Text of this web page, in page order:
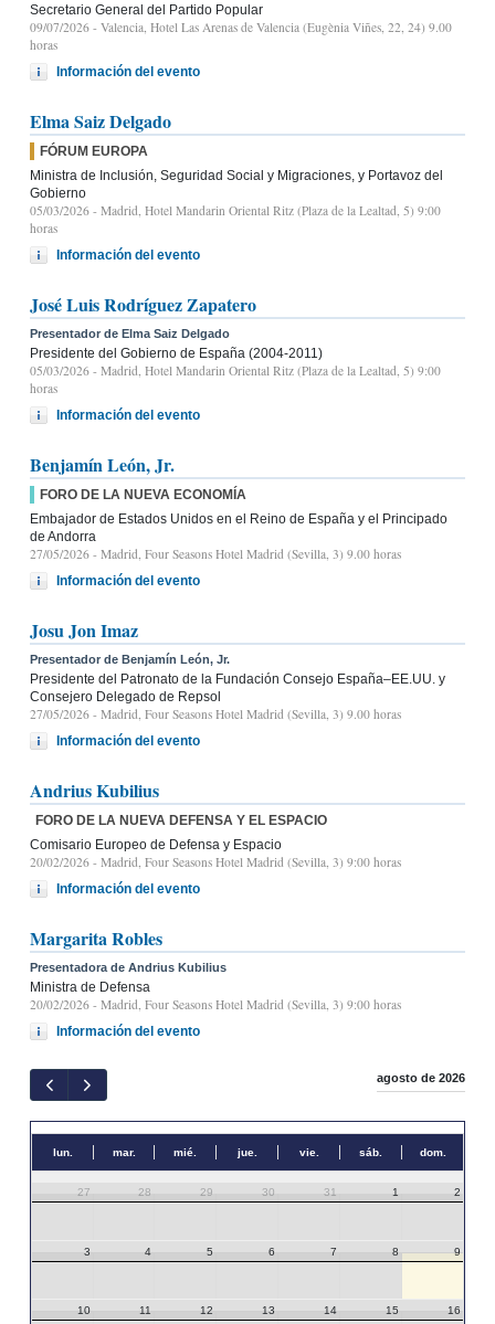
Secretario General del Partido Popular
09/07/2026 - Valencia, Hotel Las Arenas de Valencia (Eugènia Viñes, 22, 24) 9.00
horas
Información del evento
Elma Saiz Delgado
FÓRUM EUROPA
Ministra de Inclusión, Seguridad Social y Migraciones, y Portavoz del
Gobierno
05/03/2026 - Madrid, Hotel Mandarin Oriental Ritz (Plaza de la Lealtad, 5) 9:00
horas
Información del evento
José Luis Rodríguez Zapatero
Presentador de Elma Saiz Delgado
Presidente del Gobierno de España (2004-2011)
05/03/2026 - Madrid, Hotel Mandarin Oriental Ritz (Plaza de la Lealtad, 5) 9:00
horas
Información del evento
Benjamín León, Jr.
FORO DE LA NUEVA ECONOMÍA
Embajador de Estados Unidos en el Reino de España y el Principado
de Andorra
27/05/2026 - Madrid, Four Seasons Hotel Madrid (Sevilla, 3) 9.00 horas
Información del evento
Josu Jon Imaz
Presentador de Benjamín León, Jr.
Presidente del Patronato de la Fundación Consejo España–EE.UU. y
Consejero Delegado de Repsol
27/05/2026 - Madrid, Four Seasons Hotel Madrid (Sevilla, 3) 9.00 horas
Información del evento
Andrius Kubilius
FORO DE LA NUEVA DEFENSA Y EL ESPACIO
Comisario Europeo de Defensa y Espacio
20/02/2026 - Madrid, Four Seasons Hotel Madrid (Sevilla, 3) 9:00 horas
Información del evento
Margarita Robles
Presentadora de Andrius Kubilius
Ministra de Defensa
20/02/2026 - Madrid, Four Seasons Hotel Madrid (Sevilla, 3) 9:00 horas
Información del evento
agosto de 2026
lun. mar. mié. jue. vie. sáb. dom.
27 28 29 30 31 1 2
3 4 5 6 7 8 9
10 11 12 13 14 15 16